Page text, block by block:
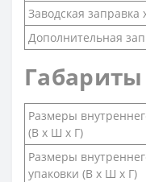
Заводская заправка
Дополнительная
Габариты
Размеры
(В х Ш х Г)
Размеры
упаковки (В х Ш х Г)